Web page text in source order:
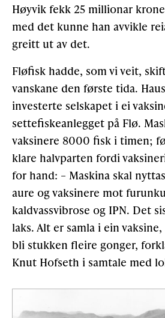
Høyvik fekk 25 millionar
med det kunne han avvikle
greitt ut av det.
Fløfisk hadde, som vi veit,
vanskane den første tida.
investerte selskapet i ei
settefiskeanlegget på Flø.
vaksinere 8000 fisk i timen;
klare halvparten fordi
for hand: – Maskina skal
aure og vaksinere mot
kaldvassvibrose og IPN. Det
laks. Alt er samla i ein
bli stukken fleire gonger,
Knut Hofseth i samtale med